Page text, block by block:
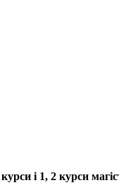
і 1, 2 курси